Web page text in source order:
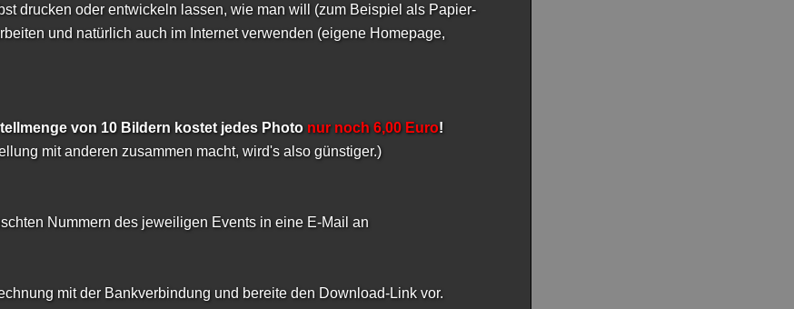
drucken oder entwickeln lassen, wie man will (zum Beispiel als Papier-
und natürlich auch im Internet verwenden (eigene Homepage,
von 10 Bildern kostet jedes Photo nur noch 6,00 Euro!
mit anderen zusammen macht, wird's also günstiger.)
Nummern des jeweiligen Events in eine E-Mail an
mit der Bankverbindung und bereite den Download-Link vor.